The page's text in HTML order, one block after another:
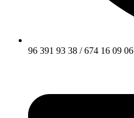
96 391 93 38 / 674 16 09 06